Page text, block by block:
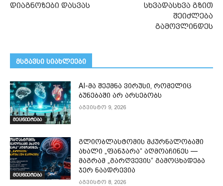
დიაგნოზები დასვას
სხვადასხვა გზით
შეიძლება
გამოვლინდეს
მსგავსი სიახლეები
მეცნიერება
AI-მა შექმნა ვირუსი, რომელიც
ბუნებაში არ არსებობს
აგვისტო 9, 2026
მეცნიერება
გლიობლასტომის მკურნალობაში
ახალი „ფანჯარა“ აღმოაჩინეს —
მაგრამ „გარღვევის“ გამოცხადება
ჯერ ნაადრევია
აგვისტო 8, 2026